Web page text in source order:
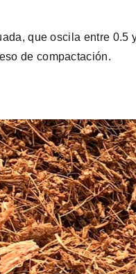
que oscila entre 0.5
de compactación.